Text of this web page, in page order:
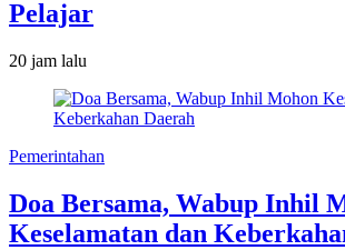
Pelajar
20 jam lalu
Pemerintahan
Doa Bersama, Wabup Inhil
Keselamatan dan